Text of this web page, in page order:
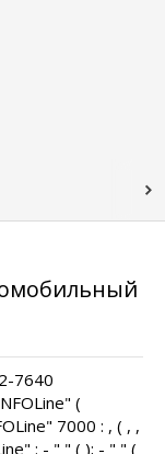
7640
(
7000 : , ( , ,
: - " " ( ); - " " (